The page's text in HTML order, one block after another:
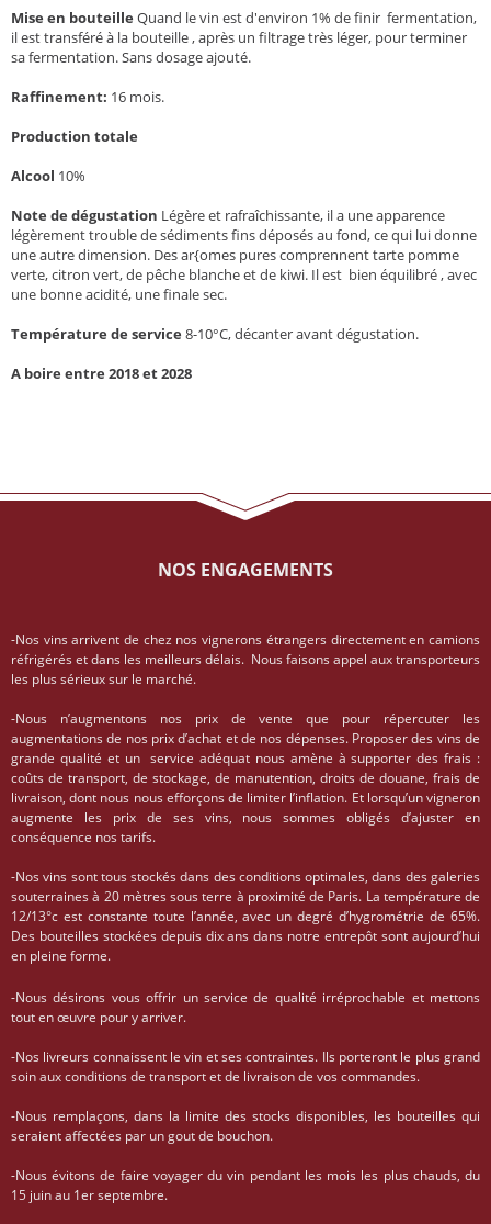
Mise en bouteille Quand le vin est d'environ 1% de finir fermentation,
il est transféré à la bouteille , après un filtrage très léger, pour terminer
sa fermentation. Sans dosage ajouté.
Raffinement: 16 mois.
Production totale
Alcool 10%
Note de dégustation Légère et rafraîchissante, il a une apparence
légèrement trouble de sédiments fins déposés au fond, ce qui lui donne
une autre dimension. Des ar{omes pures comprennent tarte pomme
verte, citron vert, de pêche blanche et de kiwi. Il est bien équilibré , avec
une bonne acidité, une finale sec.
Température de service 8-10°C, décanter avant dégustation.
A boire entre 2018 et 2028
NOS ENGAGEMENTS
-Nos vins arrivent de chez nos vignerons étrangers directement en camions
réfrigérés et dans les meilleurs délais. Nous faisons appel aux transporteurs
les plus sérieux sur le marché.
-Nous n’augmentons nos prix de vente que pour répercuter les
augmentations de nos prix d’achat et de nos dépenses. Proposer des vins de
grande qualité et un service adéquat nous amène à supporter des frais :
coûts de transport, de stockage, de manutention, droits de douane, frais de
livraison, dont nous nous efforçons de limiter l’inflation. Et lorsqu’un vigneron
augmente les prix de ses vins, nous sommes obligés d’ajuster en
conséquence nos tarifs.
-Nos vins sont tous stockés dans des conditions optimales, dans des galeries
souterraines à 20 mètres sous terre à proximité de Paris. La température de
12/13°c est constante toute l’année, avec un degré d’hygrométrie de 65%.
Des bouteilles stockées depuis dix ans dans notre entrepôt sont aujourd’hui
en pleine forme.
-Nous désirons vous offrir un service de qualité irréprochable et mettons
tout en œuvre pour y arriver.
-Nos livreurs connaissent le vin et ses contraintes. Ils porteront le plus grand
soin aux conditions de transport et de livraison de vos commandes.
-Nous remplaçons, dans la limite des stocks disponibles, les bouteilles qui
seraient affectées par un gout de bouchon.
-Nous évitons de faire voyager du vin pendant les mois les plus chauds, du
15 juin au 1er septembre.